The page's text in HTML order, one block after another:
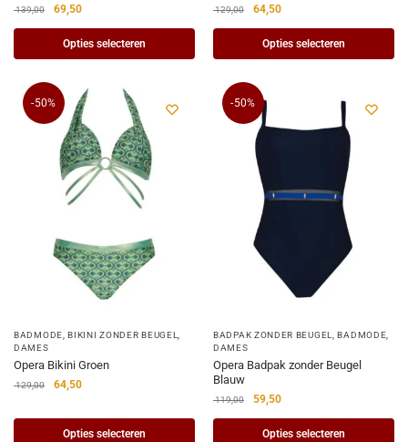
139,00 69,50
Opties selecteren
129,00 64,50
Opties selecteren
-50%
BADMODE, BIKINI ZONDER BEUGEL,
DAMES
Opera Bikini Groen
129,00 64,50
Opties selecteren
-50%
BADPAK ZONDER BEUGEL, BADMODE,
DAMES
Opera Badpak zonder Beugel
Blauw
119,00 59,50
Opties selecteren